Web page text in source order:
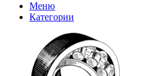
Меню
Категории